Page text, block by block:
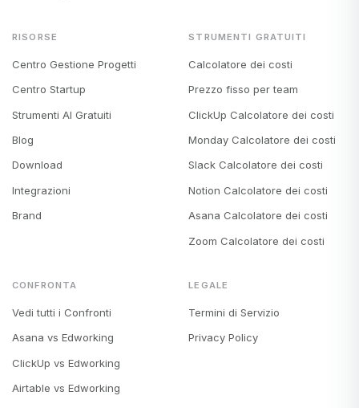
RISORSE
Centro Gestione Progetti
Centro Startup
Strumenti AI Gratuiti
Blog
Download
Integrazioni
Brand
STRUMENTI GRATUITI
Calcolatore dei costi
Prezzo fisso per team
ClickUp Calcolatore dei costi
Monday Calcolatore dei costi
Slack Calcolatore dei costi
Notion Calcolatore dei costi
Asana Calcolatore dei costi
Zoom Calcolatore dei costi
CONFRONTA
Vedi tutti i Confronti
Asana vs Edworking
ClickUp vs Edworking
Airtable vs Edworking
LEGALE
Termini di Servizio
Privacy Policy